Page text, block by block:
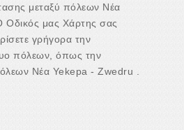
μεταξύ πόλεων Νέα
μας Χάρτης σας
γρήγορα την
πόλεων, όπως την
Νέα Yekepa - Zwedru .